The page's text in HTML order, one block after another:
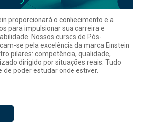
proporcionará o conhecimento e a
para impulsionar sua carreira e
Nossos cursos de Pós-
se pela excelência da marca Einstein
pilares: competência, qualidade,
dirigido por situações reais. Tudo
de poder estudar onde estiver.